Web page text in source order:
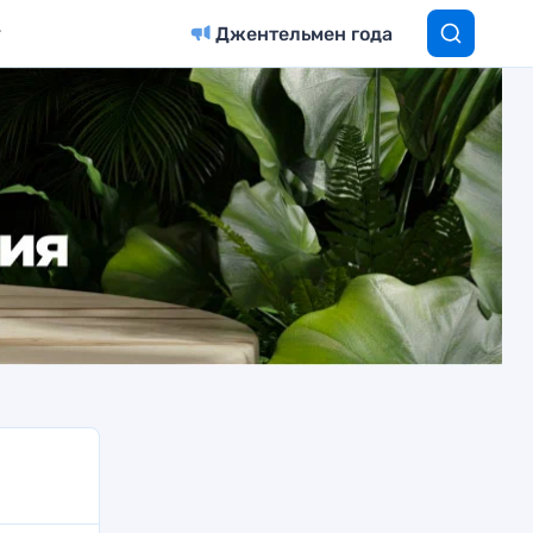
Джентельмен года